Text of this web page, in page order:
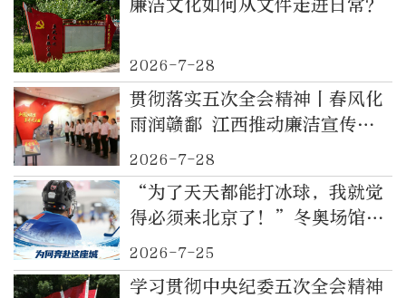
廉洁文化如何从文件走进日常？
2026-7-28
贯彻落实五次全会精神丨春风化
雨润赣鄱 江西推动廉洁宣传教
育“精准滴灌”
2026-7-28
“为了天天都能打冰球，我就觉
得必须来北京了！”冬奥场馆向
社会开放，伴他从“阿星”变成
“冰球人”
2026-7-25
学习贯彻中央纪委五次全会精神